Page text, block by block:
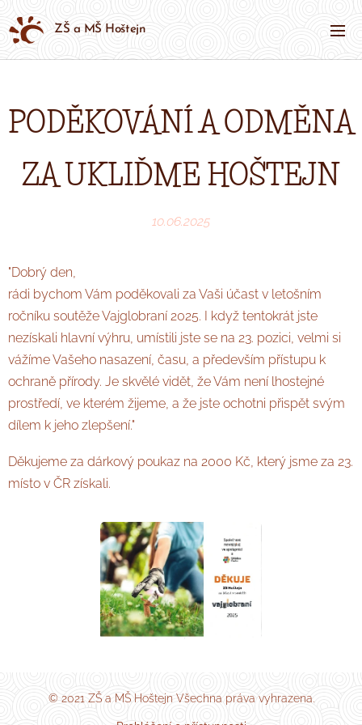
ZŠ a MŠ Hoštejn
PODĚKOVÁNÍ A ODMĚNA
ZA UKLIĎME HOŠTEJN
10.06.2025
"Dobrý den,
rádi bychom Vám poděkovali za Vaši účast v letošním
ročníku soutěže Vajglobraní 2025. I když tentokrát jste
nezískali hlavní výhru, umístili jste se na 23. pozici, velmi si
vážíme Vašeho nasazení, času, a především přístupu k
ochraně přírody. Je skvělé vidět, že Vám není lhostejné
prostředí, ve kterém žijeme, a že jste ochotni přispět svým
dílem k jeho zlepšení."
Děkujeme za dárkový poukaz na 2000 Kč, který jsme za 23.
místo v ČR získali.
© 2021 ZŠ a MŠ Hoštejn Všechna práva vyhrazena.